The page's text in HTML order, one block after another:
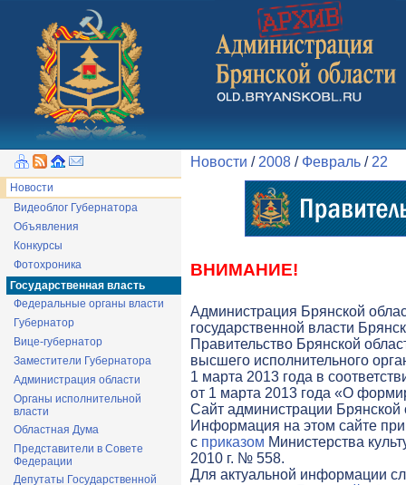
Новости
Видеоблог Губернатора
Объявления
Конкурсы
Фотохроника
Государственная власть
Федеральные органы власти
Губернатор
Вице-губернатор
Заместители Губернатора
Администрация области
Органы исполнительной
власти
Областная Дума
Представители в Совете
Федерации
Депутаты Государственной
Новости / 2008 / Февраль / 22
ВНИМАНИЕ!
Администрация Брянской
государственной власти
Правительство Брянской
высшего исполнительного
1 марта 2013 года в
от 1 марта 2013 года «О
Cайт администрации Брянской
Информация на этом сайте
с приказом Министерства
2010 г. № 558.
Для актуальной информации